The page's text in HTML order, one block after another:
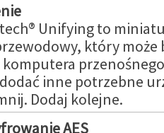
Unifying to
który może
komputera
inne potrzebne
Dodaj kolejne.
AES